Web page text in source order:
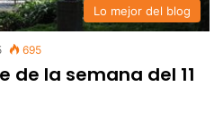
Lo mejor del blog
695
de la semana del 11